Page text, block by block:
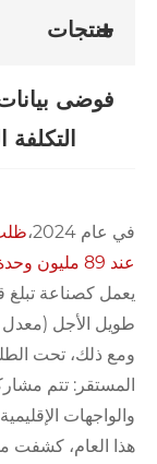
منتجات
في عام 2024،
عند 89 مليون وحدة
طويل الأجل (معدل
ومع ذلك، تحت
المستقر: تتم
والواجهات
هذا العام، كشفت